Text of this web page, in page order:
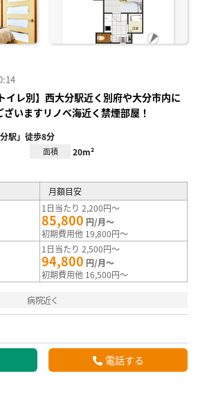
イレ別】西大分駅近く別府や大分市内に
いますリノベ海近く禁煙部屋！
駅」徒歩8分
面積 20m²
月額目安
1日当たり 2,200円～
85,800 円/月～
初期費用他 19,800円～
1日当たり 2,500円～
94,800 円/月～
初期費用他 16,500円～
病院近く
電話する